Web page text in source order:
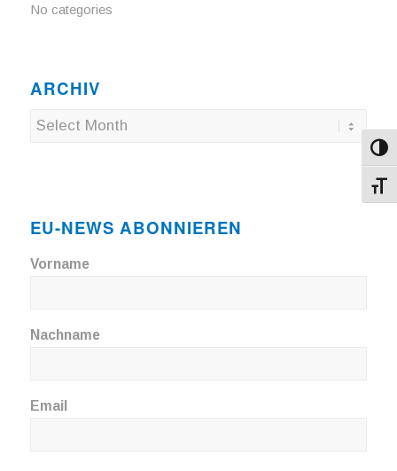
No categories
ARCHIV
EU-NEWS ABONNIEREN
Vorname
Nachname
Email